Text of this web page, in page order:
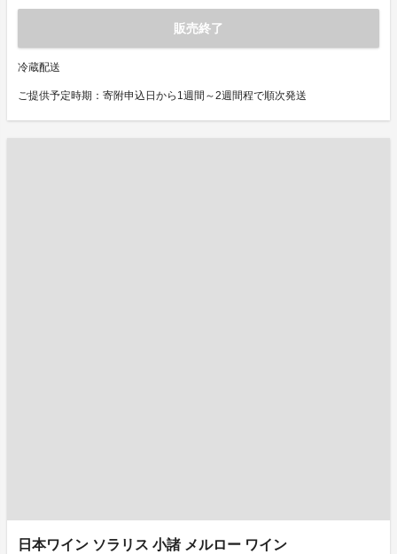
販売終了
冷蔵配送
ご提供予定時期：寄附申込日から1週間～2週間程で順次発送
日本ワイン ソラリス 小諸 メルロー ワイン